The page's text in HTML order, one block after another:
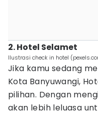
2. Hotel Selamet
Ilustrasi check in hotel
Jika kamu sedang
Kota Banyuwangi,
pilihan. Dengan
akan lebih leluasa